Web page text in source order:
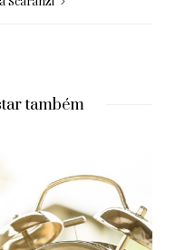
também